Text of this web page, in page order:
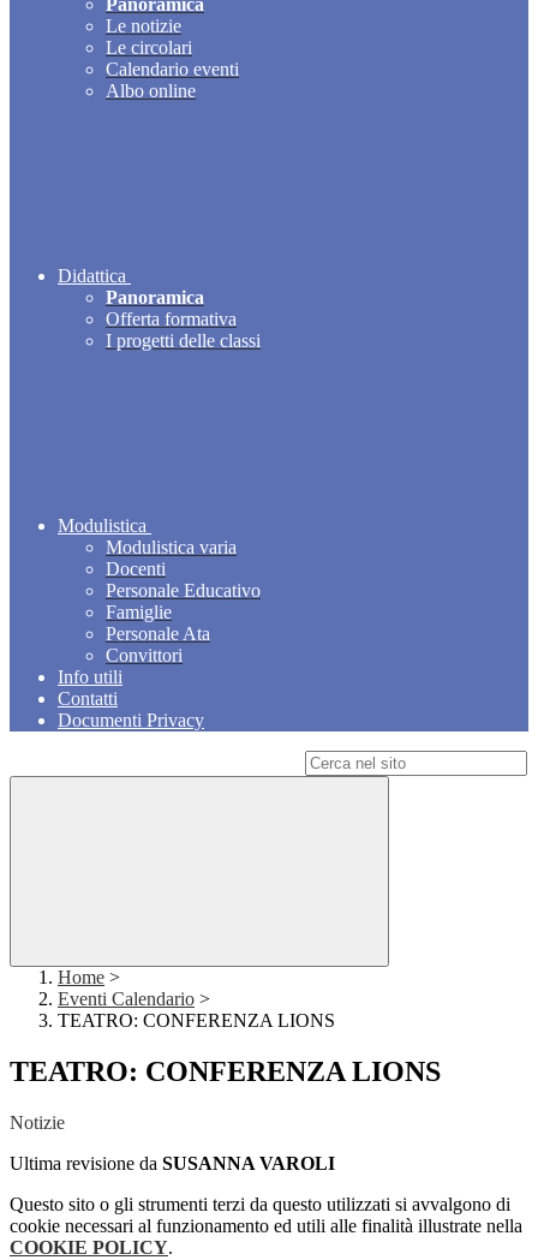
Panoramica
Le notizie
Le circolari
Calendario eventi
Albo online
Didattica
Panoramica
Offerta formativa
I progetti delle classi
Modulistica
Modulistica varia
Docenti
Personale Educativo
Famiglie
Personale Ata
Convittori
Info utili
Contatti
Documenti Privacy
Home >
Eventi Calendario >
TEATRO: CONFERENZA LIONS
TEATRO: CONFERENZA LIONS
Notizie
Ultima revisione da SUSANNA VAROLI
Questo sito o gli strumenti terzi da questo utilizzati si avvalgono di
cookie necessari al funzionamento ed utili alle finalità illustrate nella
COOKIE POLICY.